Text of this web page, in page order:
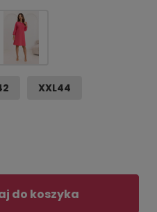
XXL44
do koszyka